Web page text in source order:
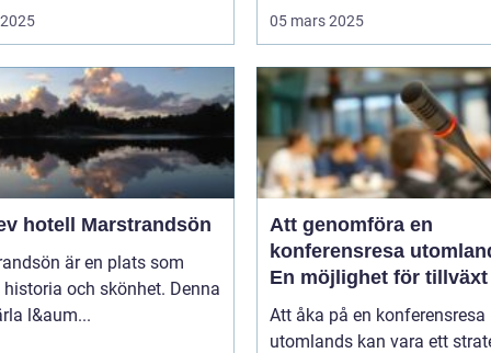
05 mars 2025
hotell Marstrandsön
är en plats som
och skönhet. Denna
l&aum...
Att genomföra en
konferensresa
En möjlighet för
samarbete
Att åka på en konferensresa
utomlands kan vara ett